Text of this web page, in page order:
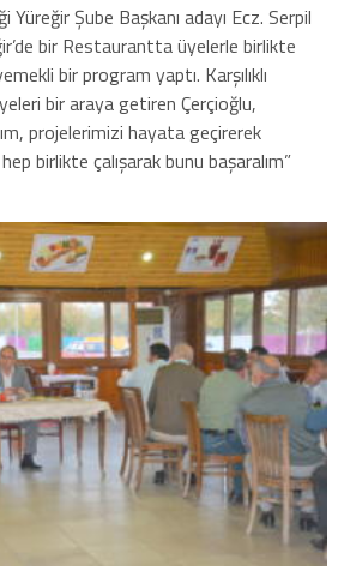
Şube Başkanı adayı Ecz. Serpil
bir Restaurantta üyelerle birlikte
bir program yaptı. Karşılıklı
bir araya getiren Çerçioğlu,
projelerimizi hayata geçirerek
birlikte çalışarak bunu başaralım”